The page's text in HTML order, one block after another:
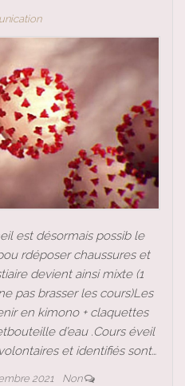
est désormais possib le
rdéposer chaussures et
devient ainsi mixte (1
pas brasser les cours)Les
en kimono + claquettes
d’eau .Cours éveil
et identifiés sont…
2021 Non